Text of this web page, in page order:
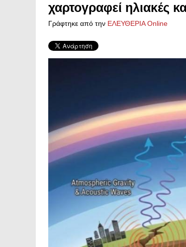
χαρτογραφεί ηλιακές
Γράφτηκε από την ΕΛΕΥΘΕΡΙΑ Online